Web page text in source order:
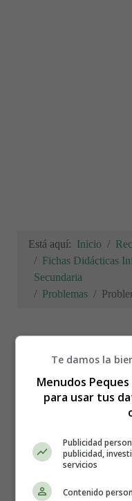
Está aquí: Inicio
Fichas Didácticas
Secundaria
Problemas
Restas
Fichas
Te damos la
Menudos
para usar tus
Publicidad
publicidad,
servicios
Contenido